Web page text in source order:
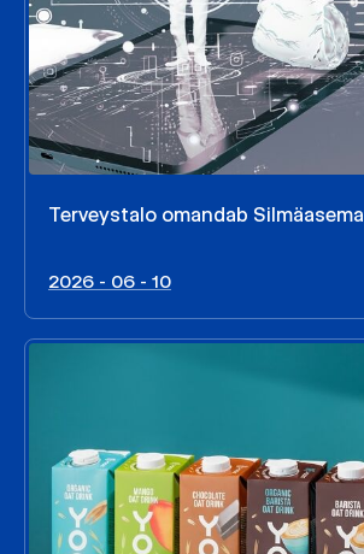
Terveystalo omandab Silmäasema
2026 - 06 - 10